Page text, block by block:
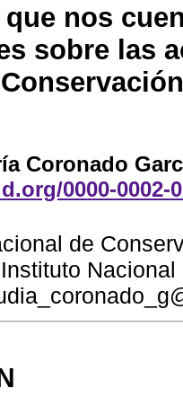
nos
sobre las
Coronado
0000-0002-
de